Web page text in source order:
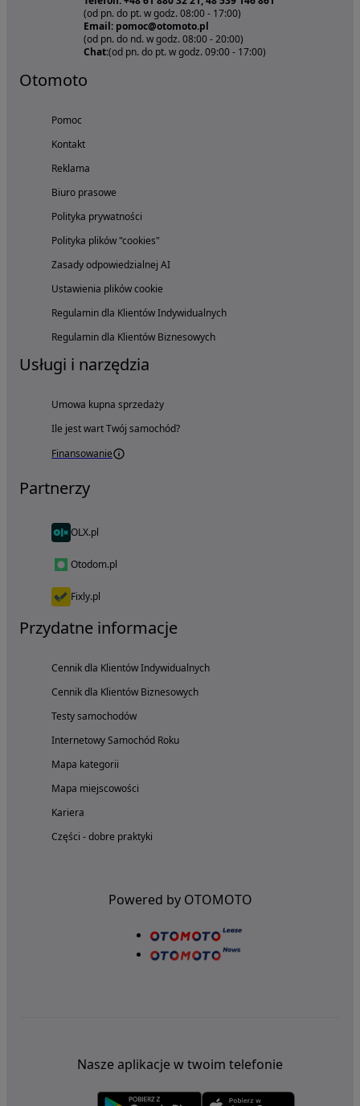
(od pn. do pt. w godz. 08:00 - 17:00)
Email: pomoc@otomoto.pl
(od pn. do nd. w godz. 08:00 - 20:00)
Chat:(od pn. do pt. w godz. 09:00 - 17:00)
Otomoto
Pomoc
Kontakt
Reklama
Biuro prasowe
Polityka prywatności
Polityka plików "cookies"
Zasady odpowiedzialnej AI
Ustawienia plików cookie
Regulamin dla Klientów Indywidualnych
Regulamin dla Klientów Biznesowych
Usługi i narzędzia
Umowa kupna sprzedaży
Ile jest wart Twój samochód?
Finansowanie
Partnerzy
OLX.pl
Otodom.pl
Fixly.pl
Przydatne informacje
Cennik dla Klientów Indywidualnych
Cennik dla Klientów Biznesowych
Testy samochodów
Internetowy Samochód Roku
Mapa kategorii
Mapa miejscowości
Kariera
Części - dobre praktyki
Powered by OTOMOTO
Nasze aplikacje w twoim telefonie